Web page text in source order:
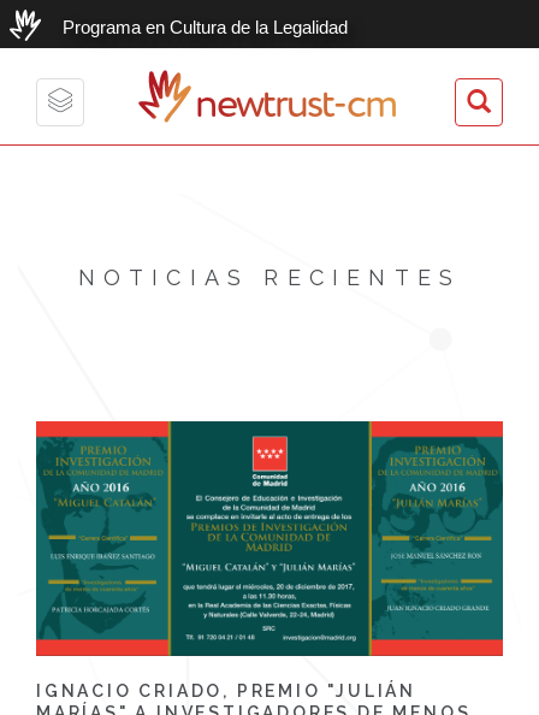
Programa en Cultura de la Legalidad
Toggle
newtrust-cm
NOTICIAS RECIENTES
IGNACIO CRIADO, PREMIO "JULIÁN